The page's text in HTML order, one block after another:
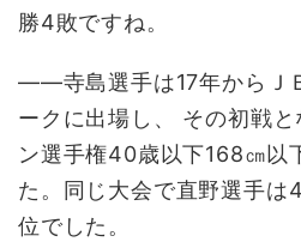
勝4敗ですね。
――寺島選手は17年からＪ
ークに出場し、 その初戦
ン選手権40歳以下168㎝以
た。同じ大会で直野選手は
位でした。